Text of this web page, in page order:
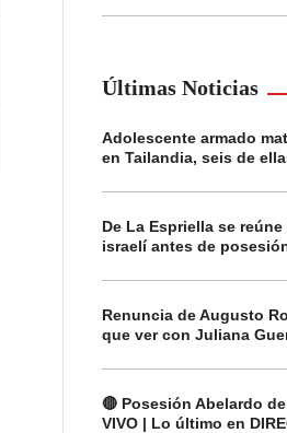
Últimas Noticias
Adolescente armado
en Tailandia, seis de
De La Espriella se
israelí antes de
Renuncia de Augusto
que ver con Juliana
🔴 Posesión Abelardo
VIVO | Lo último en